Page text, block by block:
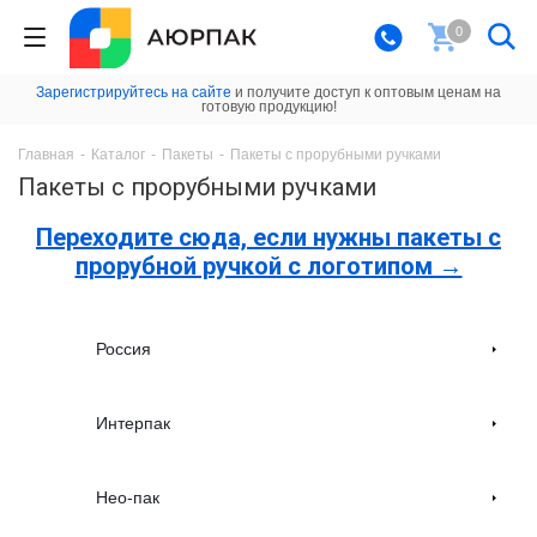
0
Зарегистрируйтесь на сайте и получите доступ к оптовым ценам на
готовую продукцию!
Главная - Каталог - Пакеты - Пакеты с прорубными ручками
Пакеты с прорубными ручками
Переходите сюда, если нужны пакеты с
прорубной ручкой с логотипом →
Россия
Интерпак
Нео-пак